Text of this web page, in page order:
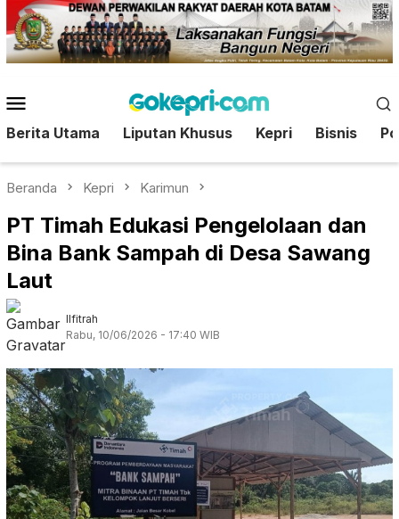
Loncat
ke
konten
Mobile
Berita Utama Liputan Khusus Kepri Bisnis
Beranda Kepri Karimun
PT Timah Edukasi Pengelolaan dan
Bina Bank Sampah di Desa Sawang
Laut
Ilfitrah
Rabu, 10/06/2026 - 17:40 WIB